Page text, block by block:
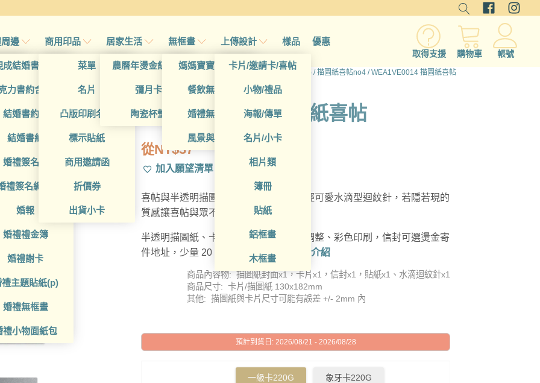
邊
成結婚書約夾
力書約含木座
結婚書約組
結婚書約
婚禮簽名簿
禮簽名綢(p)
婚報
婚禮禮金簿
婚禮謝卡
禮主題貼紙(p)
婚禮無框畫
禮小物面紙包
商用印品
菜單
名片
凸版印刷名片
標示貼紙
商用邀請函
折價券
出貨小卡
居家生活
農曆年燙金紅包袋
彌月卡
陶瓷杯墊
無框畫
媽媽寶寶無框畫
餐飲無框畫
婚禮無框畫
風景與藝術
上傳設計
卡片/邀請卡/喜帖
小物/禮品
海報/傳單
名片/小卡
相片類
簿冊
貼紙
鋁框畫
木框畫
樣品 優惠
取得支援 購物車 帳號
首頁 所有產品/卡片/邀請函(p) /描圖紙喜帖no4 / WEA1VE0014 描圖紙喜帖
WEA1VE0014 描圖紙喜帖
從NT$37
加入願望清單
喜帖與半透明描圖紙的浪漫組合，含年輕可愛水滴型迴紋針，若隱若現的
質感讓喜帖與眾不同。
半透明描圖紙、卡片內容皆可自由編輯調整、彩色印刷，信封可選燙金寄
件地址，少量 20 套即可製作。卡片紙張介紹
商品內容物: 描圖紙封面x1，卡片x1，信封x1，貼紙x1、水滴迴紋針x1
商品尺寸: 卡片/描圖紙 130x182mm
其他: 描圖紙與卡片尺寸可能有誤差 +/- 2mm 內
預計到貨日: 2026/08/21 - 2026/08/28
一級卡220G 象牙卡220G